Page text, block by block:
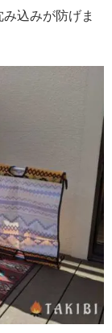
込みが防げま